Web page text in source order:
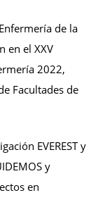
de la
en el XXV
2022,
Facultades de
EVEREST y
y
en